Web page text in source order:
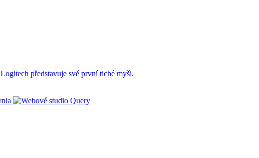
Logitech představuje své první tiché myši.